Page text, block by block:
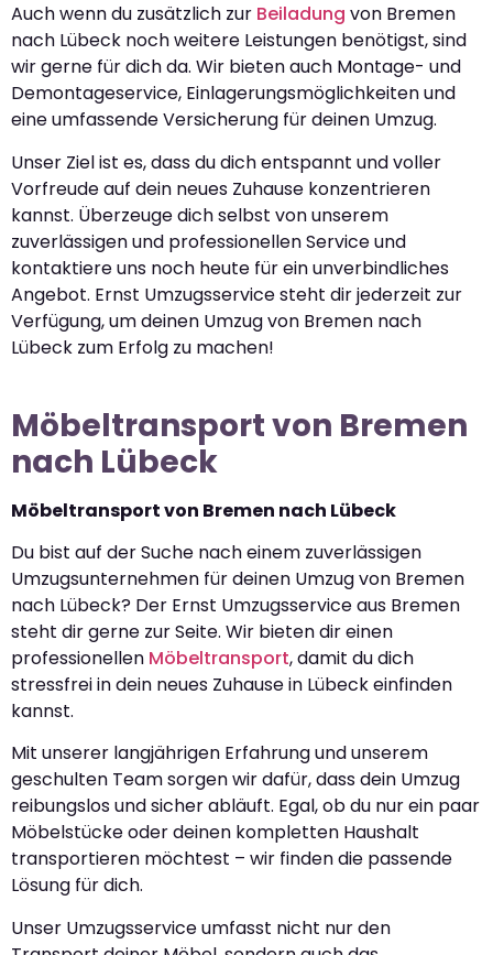
Auch wenn du zusätzlich zur Beiladung von Bremen
nach Lübeck noch weitere Leistungen benötigst, sind
wir gerne für dich da. Wir bieten auch Montage- und
Demontageservice, Einlagerungsmöglichkeiten und
eine umfassende Versicherung für deinen Umzug.
Unser Ziel ist es, dass du dich entspannt und voller
Vorfreude auf dein neues Zuhause konzentrieren
kannst. Überzeuge dich selbst von unserem
zuverlässigen und professionellen Service und
kontaktiere uns noch heute für ein unverbindliches
Angebot. Ernst Umzugsservice steht dir jederzeit zur
Verfügung, um deinen Umzug von Bremen nach
Lübeck zum Erfolg zu machen!
Möbeltransport von Bremen
nach Lübeck
Möbeltransport von Bremen nach Lübeck
Du bist auf der Suche nach einem zuverlässigen
Umzugsunternehmen für deinen Umzug von Bremen
nach Lübeck? Der Ernst Umzugsservice aus Bremen
steht dir gerne zur Seite. Wir bieten dir einen
professionellen Möbeltransport, damit du dich
stressfrei in dein neues Zuhause in Lübeck einfinden
kannst.
Mit unserer langjährigen Erfahrung und unserem
geschulten Team sorgen wir dafür, dass dein Umzug
reibungslos und sicher abläuft. Egal, ob du nur ein paar
Möbelstücke oder deinen kompletten Haushalt
transportieren möchtest – wir finden die passende
Lösung für dich.
Unser Umzugsservice umfasst nicht nur den